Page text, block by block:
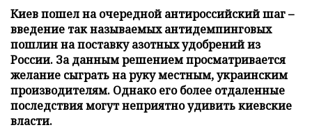
Киев пошел на очередной антироссийский шаг –
введение так называемых антидемпинговых
пошлин на поставку азотных удобрений из
России. За данным решением просматривается
желание сыграть на руку местным, украинским
производителям. Однако его более отдаленные
последствия могут неприятно удивить киевские
власти.